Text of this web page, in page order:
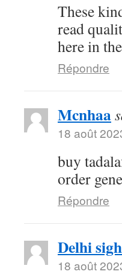
These
read
here in
Répondre
Mcnhaa
18 août
buy
order
Répondre
Delhi
18 août